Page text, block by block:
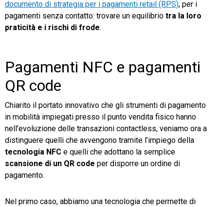
documento di strategia per i pagamenti retail (RPS), per i
pagamenti senza contatto: trovare un equilibrio tra la loro
praticità e i rischi di frode.
Pagamenti NFC e pagamenti
QR code
Chiarito il portato innovativo che gli strumenti di pagamento
in mobilità impiegati presso il punto vendita fisico hanno
nell’evoluzione delle transazioni contactless, veniamo ora a
distinguere quelli che avvengono tramite l’impiego della
tecnologia NFC e quelli che adottano la semplice
scansione di un QR code per disporre un ordine di
pagamento.
Nel primo caso, abbiamo una tecnologia che permette di